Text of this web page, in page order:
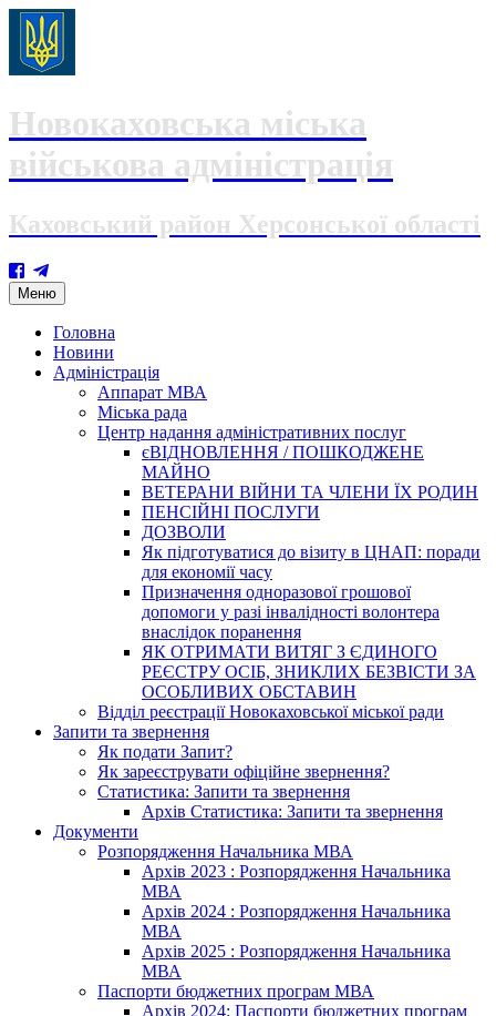
Новокаховська міська
військова адміністрація
Каховський район Херсонської області
Меню Skip
to
content
Головна
Новини
Адміністрація
Аппарат МВА
Міська рада
Центр надання адміністративних послуг
єВІДНОВЛЕННЯ / ПОШКОДЖЕНЕ
МАЙНО
ВЕТЕРАНИ ВІЙНИ ТА ЧЛЕНИ ЇХ РОДИН
ПЕНСІЙНІ ПОСЛУГИ
ДОЗВОЛИ
Як підготуватися до візиту в ЦНАП: поради
для економії часу
Призначення одноразової грошової
допомоги у разі інвалідності волонтера
внаслідок поранення
ЯК ОТРИМАТИ ВИТЯГ З ЄДИНОГО
РЕЄСТРУ ОСІБ, ЗНИКЛИХ БЕЗВІСТИ ЗА
ОСОБЛИВИХ ОБСТАВИН
Відділ реєстрації Новокаховської міської ради
Запити та звернення
Як подати Запит?
Як зареєструвати офіційне звернення?
Статистика: Запити та звернення
Архів Статистика: Запити та звернення
Документи
Розпорядження Начальника МВА
Архів 2023 : Розпорядження Начальника
МВА
Архів 2024 : Розпорядження Начальника
МВА
Архів 2025 : Розпорядження Начальника
МВА
Паспорти бюджетних програм МВА
Архів 2024: Паспорти бюджетних програм